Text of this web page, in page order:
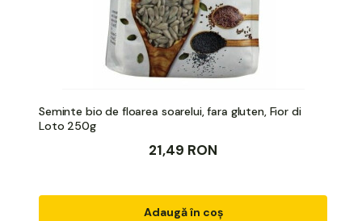
Seminte bio de floarea soarelui, fara gluten, Fior di
Loto 250g
21,49 RON
Adaugă în coș